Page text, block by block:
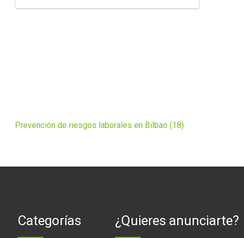
Prevención de riesgos laborales en Bilbao (18)
Categorías ¿Quieres anunciarte?